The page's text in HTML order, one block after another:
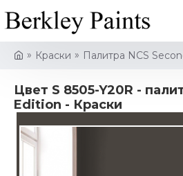
Краски Палитра NCS
Цвет S 8505-Y20R -
Edition - Краски